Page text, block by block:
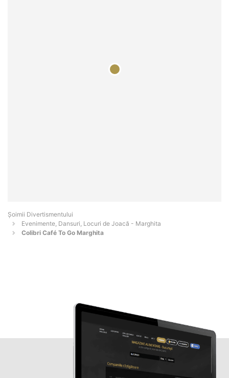
Şoimii Divertismentului
Evenimente, Dansuri, Locuri de Joacă - Marghita
Colibri Café To Go Marghita